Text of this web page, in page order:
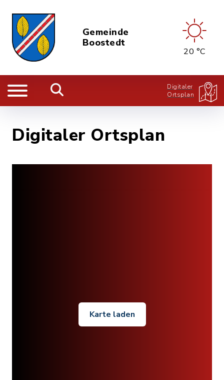
Gemeinde
Boostedt
20 °C
Digitaler
Ortsplan
Digitaler Ortsplan
Karte laden